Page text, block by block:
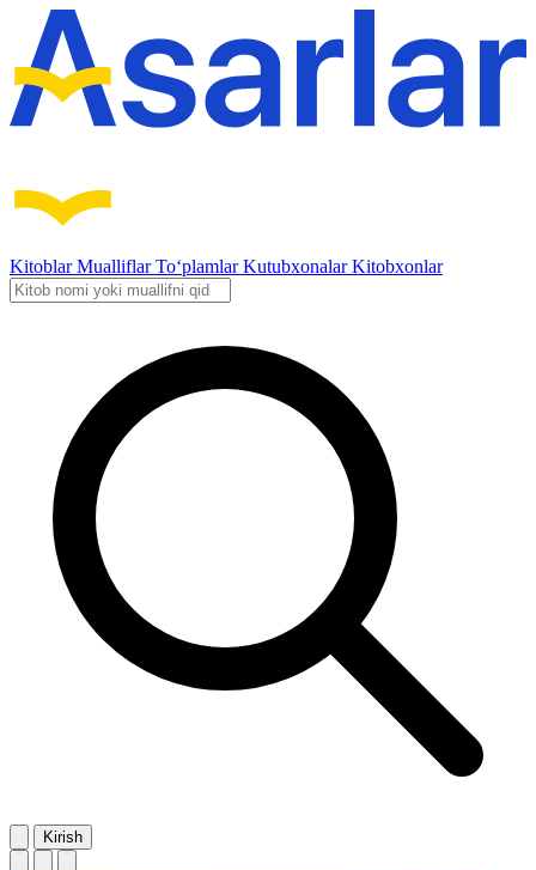
KitoblarMualliflarTo‘plamlarKutubxonalarKitobxonlar
Kirish